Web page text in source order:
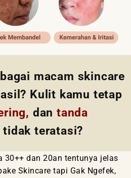
macam skincare
Kulit kamu tetap
dantanda
tidak teratasi?
30++ dan 20an tentunya jelas
Skincare tapi Gak Ngefek,